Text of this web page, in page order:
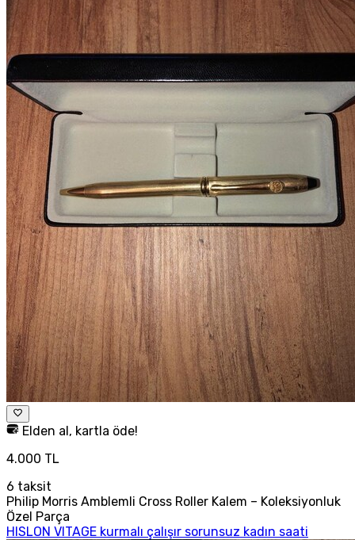
Elden al, kartla öde!
4.000 TL
6 taksit
Philip Morris Amblemli Cross Roller Kalem – Koleksiyonluk
Özel Parça
HISLON VITAGE kurmalı çalışır sorunsuz kadın saati